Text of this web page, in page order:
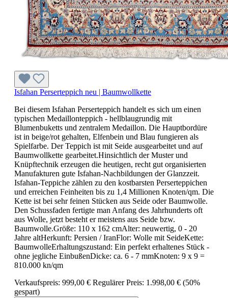
Isfahan Perserteppich neu | Baumwollkette
Bei diesem Isfahan Perserteppich handelt es sich um einen
typischen Medaillonteppich - hellblaugrundig mit
Blumenbuketts und zentralem Medaillon. Die Hauptbordüre
ist in beige/rot gehalten, Elfenbein und Blau fungieren als
Spielfarbe. Der Teppich ist mit Seide ausgearbeitet und auf
Baumwollkette gearbeitet.Hinsichtlich der Muster und
Knüpftechnik erzeugen die heutigen, recht gut organisierten
Manufakturen gute Isfahan-Nachbildungen der Glanzzeit.
Isfahan-Teppiche zählen zu den kostbarsten Perserteppichen
und erreichen Feinheiten bis zu 1,4 Millionen Knoten/qm. Die
Kette ist bei sehr feinen Stücken aus Seide oder Baumwolle.
Den Schussfaden fertigte man Anfang des Jahrhunderts oft
aus Wolle, jetzt besteht er meistens aus Seide bzw.
Baumwolle.Größe: 110 x 162 cmAlter: neuwertig, 0 - 20
Jahre altHerkunft: Persien / IranFlor: Wolle mit SeideKette:
BaumwolleErhaltungszustand: Ein perfekt erhaltenes Stück -
ohne jegliche EinbußenDicke: ca. 6 - 7 mmKnoten: 9 x 9 =
810.000 kn/qm
Verkaufspreis: 999,00 € Regulärer Preis: 1.998,00 € (50%
gespart)